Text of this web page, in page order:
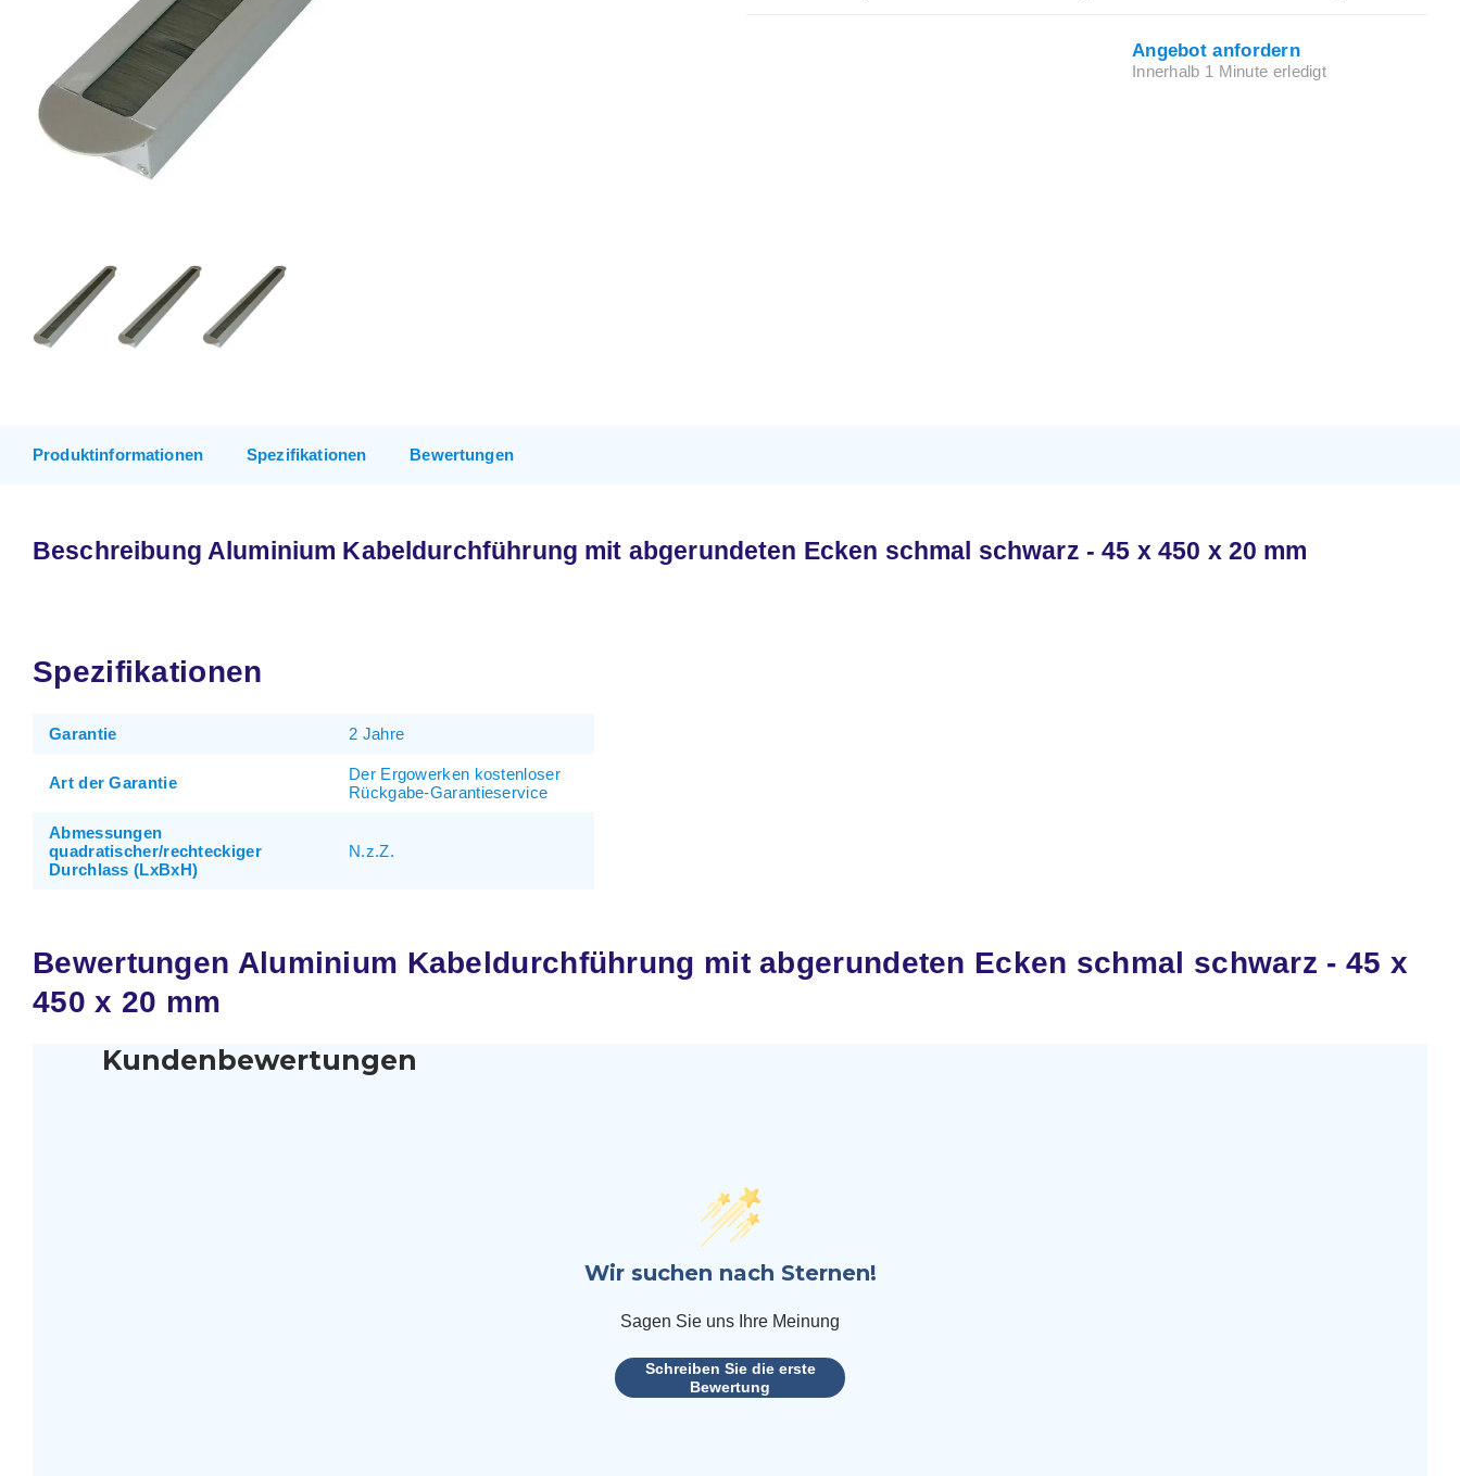
Angebot anfordern
Innerhalb 1 Minute erledigt
Produktinformationen Spezifikationen Bewertungen
Beschreibung Aluminium Kabeldurchführung mit abgerundeten Ecken schmal schwarz - 45 x 450 x 20 mm
Spezifikationen
Garantie 2 Jahre
Art der Garantie
Der Ergowerken kostenloser
Rückgabe-Garantieservice
Abmessungen
quadratischer/rechteckiger
Durchlass (LxBxH)
N.z.Z.
Bewertungen Aluminium Kabeldurchführung mit abgerundeten Ecken schmal schwarz - 45 x
450 x 20 mm
Kundenbewertungen
Wir suchen nach Sternen!
Sagen Sie uns Ihre Meinung
Schreiben Sie die erste
Bewertung